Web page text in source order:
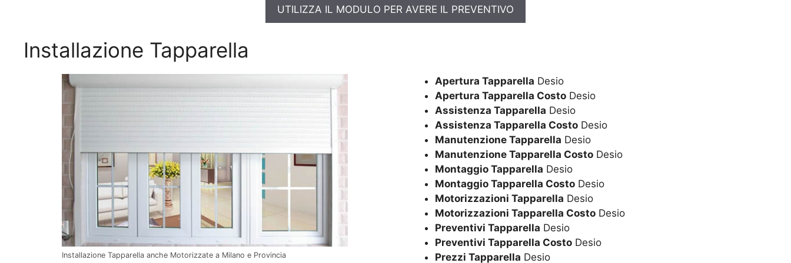
UTILIZZA IL MODULO PER AVERE IL PREVENTIVO
Installazione Tapparella
Installazione Tapparella anche Motorizzate a Milano e Provincia
Apertura Tapparella Desio
Apertura Tapparella Costo Desio
Assistenza Tapparella Desio
Assistenza Tapparella Costo Desio
Manutenzione Tapparella Desio
Manutenzione Tapparella Costo Desio
Montaggio Tapparella Desio
Montaggio Tapparella Costo Desio
Motorizzazioni Tapparella Desio
Motorizzazioni Tapparella Costo Desio
Preventivi Tapparella Desio
Preventivi Tapparella Costo Desio
Prezzi Tapparella Desio